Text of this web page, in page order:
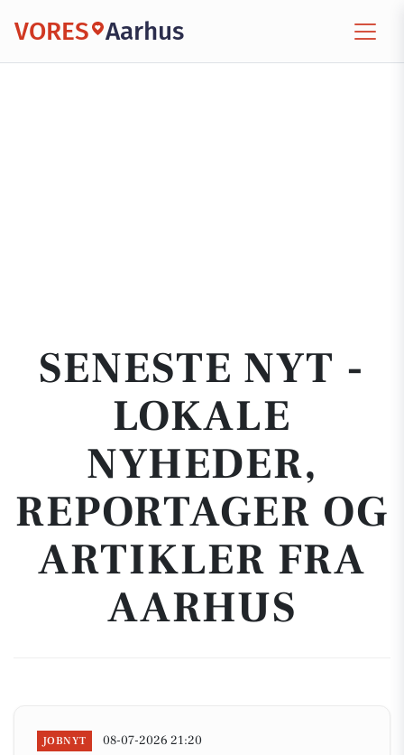
VORES Aarhus
SENESTE NYT -
LOKALE
NYHEDER,
REPORTAGER OG
ARTIKLER FRA
AARHUS
JOBNYT 08-07-2026 21:20